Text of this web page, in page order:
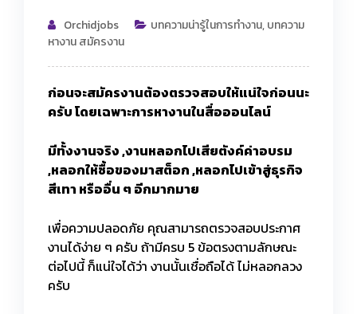
Orchidjobs บทความน่ารู้ในการทำงาน,บทความ
หางาน สมัครงาน
ก่อนจะสมัครงานต้องตรวจสอบให้แน่ใจก่อนนะ
ครับ โดยเฉพาะการหางานในสื่อออนไลน์
มีทั้งงานจริง ,งานหลอกไปเสียตังค์ค่าอบรม
,หลอกให้ซื้อของมาสต็อก ,หลอกไปเข้าสู่ธุรกิจ
สีเทา หรืออื่น ๆ อีกมากมาย
เพื่อความปลอดภัย คุณสามารถตรวจสอบประกาศ
งานได้ง่าย ๆ ครับ ถ้ามีครบ 5 ข้อตรงตามลักษณะ
ต่อไปนี้ ก็แน่ใจได้ว่า งานนั้นเชื่อถือได้ ไม่หลอกลวง
ครับ